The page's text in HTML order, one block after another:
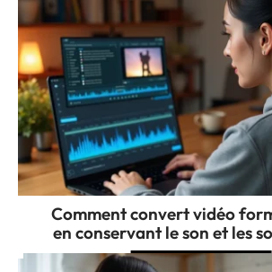
Comment convert vidéo
en conservant le son et les